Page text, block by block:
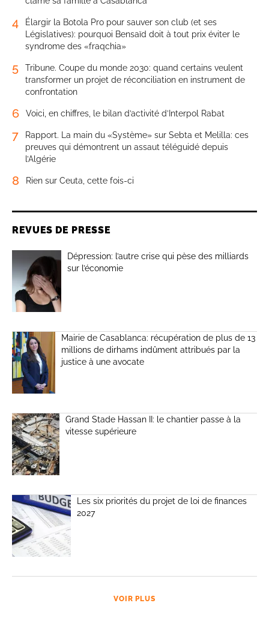
4
Élargir la Botola Pro pour sauver son club (et ses
Législatives): pourquoi Bensaïd doit à tout prix éviter le
syndrome des «fraqchia»
5
Tribune. Coupe du monde 2030: quand certains veulent
transformer un projet de réconciliation en instrument de
confrontation
6 Voici, en chiffres, le bilan d’activité d’Interpol Rabat
7
Rapport. La main du «Système» sur Sebta et Melilla: ces
preuves qui démontrent un assaut téléguidé depuis
l’Algérie
8 Rien sur Ceuta, cette fois-ci
REVUES DE PRESSE
Dépression: l’autre crise qui pèse des milliards
sur l’économie
Mairie de Casablanca: récupération de plus de 13
millions de dirhams indûment attribués par la
justice à une avocate
Grand Stade Hassan II: le chantier passe à la
vitesse supérieure
Les six priorités du projet de loi de finances
2027
VOIR PLUS